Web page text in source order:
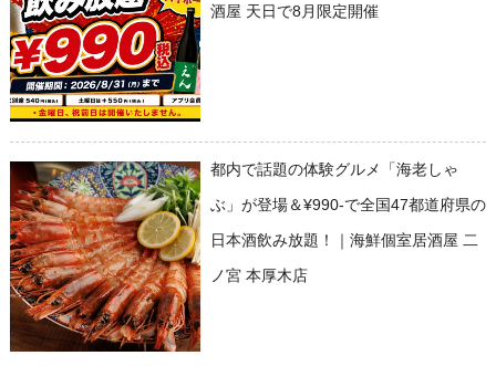
酒屋 天日で8月限定開催
都内で話題の体験グルメ「海老しゃ
ぶ」が登場＆¥990-で全国47都道府県の
日本酒飲み放題！｜海鮮個室居酒屋 二
ノ宮 本厚木店